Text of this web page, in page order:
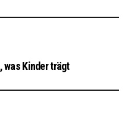
was Kinder trägt